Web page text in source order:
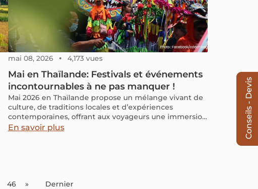
mai 08, 2026 4,173 vues
Mai en Thaïlande: Festivals et événements
incontournables à ne pas manquer !
Mai 2026 en Thaïlande propose un mélange vivant de
culture, de traditions locales et d’expériences
contemporaines, offrant aux voyageurs une immersion
riche dans le quotidien et la créativité du pays. Entre
En savoir plus
46 » Dernier
Conseils - Devis